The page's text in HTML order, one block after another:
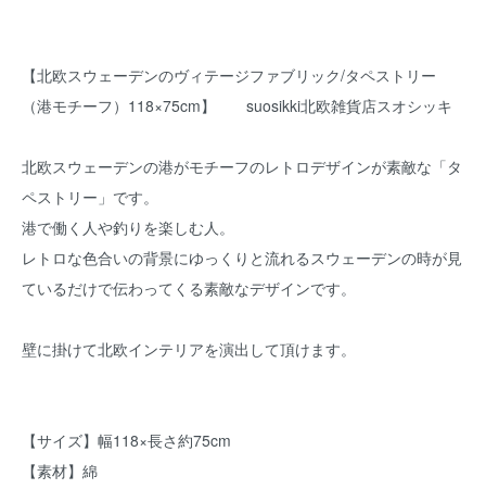
【北欧スウェーデンのヴィテージファブリック/タペストリー
（港モチーフ）118×75cm】 suosikki北欧雑貨店スオシッキ
北欧スウェーデンの港がモチーフのレトロデザインが素敵な「タ
ペストリー」です。
港で働く人や釣りを楽しむ人。
レトロな色合いの背景にゆっくりと流れるスウェーデンの時が見
ているだけで伝わってくる素敵なデザインです。
壁に掛けて北欧インテリアを演出して頂けます。
【サイズ】幅118×長さ約75cm
【素材】綿